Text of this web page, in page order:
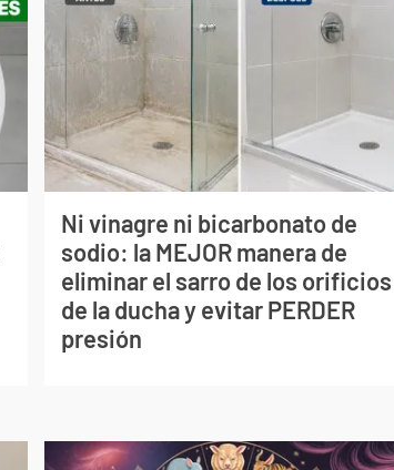
Ni vinagre ni bicarbonato de
sodio: la MEJOR manera de
eliminar el sarro de los orificios
de la ducha y evitar PERDER
presión